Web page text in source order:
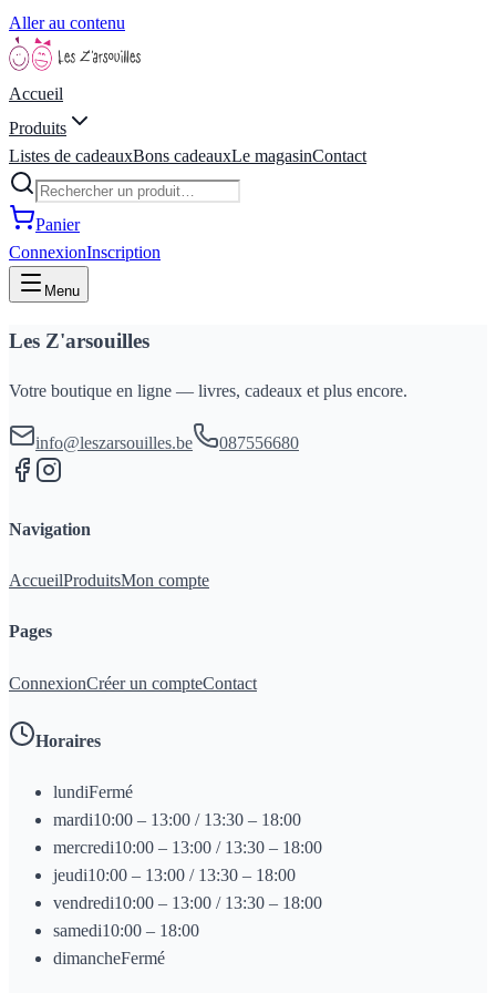
Aller au contenu
Accueil
Produits
Listes de cadeauxBons cadeauxLe magasinContact
Panier
ConnexionInscription
Menu
Les Z'arsouilles
Votre boutique en ligne — livres, cadeaux et plus encore.
info@leszarsouilles.be 087556680
Navigation
AccueilProduitsMon compte
Pages
ConnexionCréer un compteContact
Horaires
lundiFermé
mardi10:00 – 13:00 / 13:30 – 18:00
mercredi10:00 – 13:00 / 13:30 – 18:00
jeudi10:00 – 13:00 / 13:30 – 18:00
vendredi10:00 – 13:00 / 13:30 – 18:00
samedi10:00 – 18:00
dimancheFermé